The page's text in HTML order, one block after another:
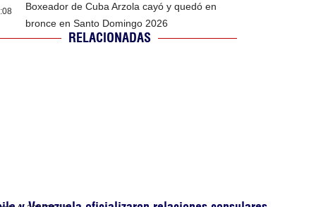
Boxeador de Cuba Arzola cayó y quedó en
bronce en Santo Domingo 2026
RELACIONADAS